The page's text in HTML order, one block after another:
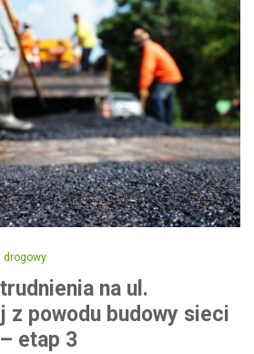
drogowy
na ul.
z powodu budowy sieci
etap 3